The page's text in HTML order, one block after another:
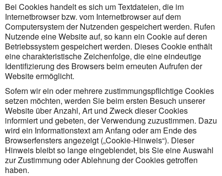
Bei Cookies handelt es sich um Textdateien, die im
Internetbrowser bzw. vom Internetbrowser auf dem
Computersystem der Nutzenden gespeichert werden. Rufen
Nutzende eine Website auf, so kann ein Cookie auf deren
Betriebssystem gespeichert werden. Dieses Cookie enthält
eine charakteristische Zeichenfolge, die eine eindeutige
Identifizierung des Browsers beim erneuten Aufrufen der
Website ermöglicht.
Sofern wir ein oder mehrere zustimmungspflichtige Cookies
setzen möchten, werden Sie beim ersten Besuch unserer
Website über Anzahl, Art und Zweck dieser Cookies
informiert und gebeten, der Verwendung zuzustimmen. Dazu
wird ein Informationstext am Anfang oder am Ende des
Browserfensters angezeigt („Cookie-Hinweis“). Dieser
Hinweis bleibt so lange eingeblendet, bis Sie eine Auswahl
zur Zustimmung oder Ablehnung der Cookies getroffen
haben.